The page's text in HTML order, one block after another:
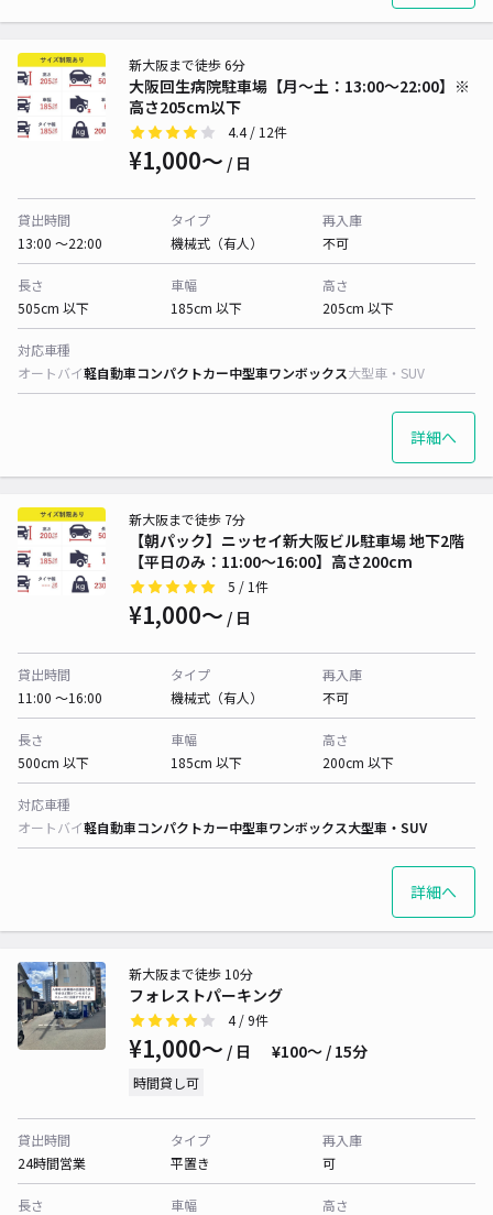
大阪回生病院駐車場【月〜土：13:00～22:00】※
高さ205cm以下
新大阪まで徒歩 6分
4.4/ 12件
¥1,000〜 / 日
貸出時間
13:00 〜22:00
タイプ
機械式（有人）
再入庫
不可
長さ
505cm 以下
車幅
185cm 以下
高さ
205cm 以下
対応車種
オートバイ軽自動車コンパクトカー中型車ワンボックス大型車・SUV
詳細へ
【朝パック】ニッセイ新大阪ビル駐車場 地下2階
【平日のみ：11:00～16:00】高さ200cm
新大阪まで徒歩 7分
5 / 1件
¥1,000〜 / 日
貸出時間
11:00 〜16:00
タイプ
機械式（有人）
再入庫
不可
長さ
500cm 以下
車幅
185cm 以下
高さ
200cm 以下
対応車種
オートバイ軽自動車コンパクトカー中型車ワンボックス大型車・SUV
詳細へ
フォレストパーキング
新大阪まで徒歩 10分
4/ 9件
¥1,000〜 / 日 ¥100〜 / 15分
時間貸し可
貸出時間
24時間営業
タイプ
平置き
再入庫
可
長さ
車幅
高さ